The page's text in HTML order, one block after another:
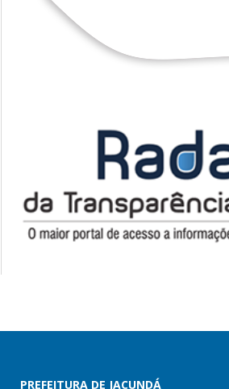
PREFEITURA DE JACUNDÁ